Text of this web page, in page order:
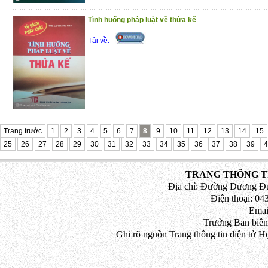
Tình huống pháp luật về thừa kế
Tải về:
Trang trước 1 2 3 4 5 6 7 8 9 10 11 12 13 14
15
25
26 27 28 29 30 31 32 33 34 35 36 37 38 39
TRANG THÔNG
Địa chỉ: Đường Dương
Điện thoại:
Trưởng Ban
Ghi rõ nguồn Trang thông tin điện tử